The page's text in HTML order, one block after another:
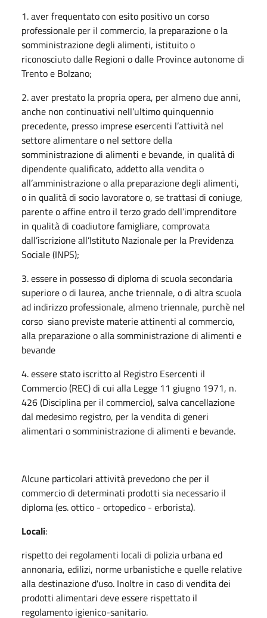
1. aver frequentato con esito positivo un corso
professionale per il commercio, la preparazione o la
somministrazione degli alimenti, istituito o
riconosciuto dalle Regioni o dalle Province autonome di
Trento e Bolzano;
2. aver prestato la propria opera, per almeno due anni,
anche non continuativi nell’ultimo quinquennio
precedente, presso imprese esercenti l’attività nel
settore alimentare o nel settore della
somministrazione di alimenti e bevande, in qualità di
dipendente qualificato, addetto alla vendita o
all’amministrazione o alla preparazione degli alimenti,
o in qualità di socio lavoratore o, se trattasi di coniuge,
parente o affine entro il terzo grado dell’imprenditore
in qualità di coadiutore famigliare, comprovata
dall’iscrizione all’Istituto Nazionale per la Previdenza
Sociale (INPS);
3. essere in possesso di diploma di scuola secondaria
superiore o di laurea, anche triennale, o di altra scuola
ad indirizzo professionale, almeno triennale, purchè nel
corso siano previste materie attinenti al commercio,
alla preparazione o alla somministrazione di alimenti e
bevande
4. essere stato iscritto al Registro Esercenti il
Commercio (REC) di cui alla Legge 11 giugno 1971, n.
426 (Disciplina per il commercio), salva cancellazione
dal medesimo registro, per la vendita di generi
alimentari o somministrazione di alimenti e bevande.
Alcune particolari attività prevedono che per il
commercio di determinati prodotti sia necessario il
diploma (es. ottico - ortopedico - erborista).
Locali:
rispetto dei regolamenti locali di polizia urbana ed
annonaria, edilizi, norme urbanistiche e quelle relative
alla destinazione d'uso. Inoltre in caso di vendita dei
prodotti alimentari deve essere rispettato il
regolamento igienico-sanitario.